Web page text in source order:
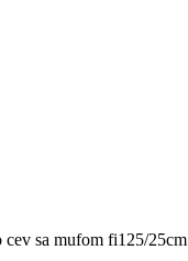
cev sa mufom fi125/25cm